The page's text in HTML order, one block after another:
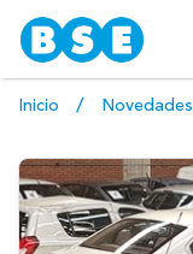
Inicio Novedades